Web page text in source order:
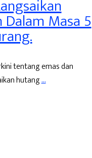
Masa 5
tentang emas dan
hutang...